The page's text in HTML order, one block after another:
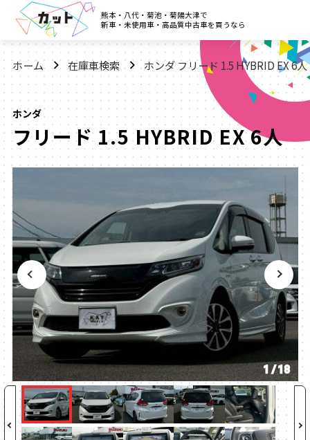
熊本・八代・菊池・菊陽大津で
新車・未使用車・高品質中古車を買うなら
ホーム 在庫車検索 ホンダ フリード 1.5 HYBRID EX 6人
ホンダ
フリード 1.5 HYBRID EX 6人
1 /18